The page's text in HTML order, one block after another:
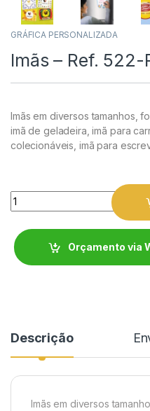
GRÁFICA PERSONALIZADA
Imãs – Ref. 522-
Imãs em diversos tamanhos,
imã de geladeira, imã para
colecionáveis, imã para
Quantity
Orçamento via
Descrição
Imãs em diversos